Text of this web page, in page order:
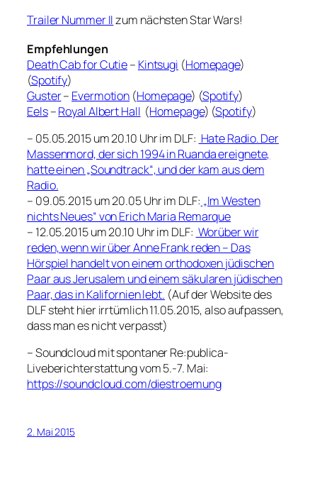
Trailer Nummer IIzum nächsten Star Wars!
Empfehlungen
Death Cab for Cutie– Kintsugi (Homepage)
(Spotify)
Guster– Evermotion (Homepage) (Spotify)
Eels–Royal Albert Hall (Homepage) (Spotify)
– 05.05.2015 um 20.10 Uhr im DLF: Hate Radio. Der
Massenmord, der sich 1994 in Ruanda ereignete,
hatte einen „Soundtrack“, und der kam aus dem
Radio.
– 09.05.2015 um 20.05 Uhr im DLF: „Im Westen
nichts Neues“ von Erich Maria Remarque
– 12.05.2015 um 20.10 Uhr im DLF: Worüber wir
reden, wenn wir über Anne Frank reden – Das
Hörspiel handelt von einem orthodoxen jüdischen
Paar aus Jerusalem und einem säkularen jüdischen
Paar, das in Kalifornien lebt. (Auf der Website des
DLF steht hier irrtümlich 11.05.2015, also aufpassen,
dass man es nicht verpasst)
– Soundcloud mit spontaner Re:publica-
Liveberichterstattung vom 5.-7. Mai:
https://soundcloud.com/diestroemung
2. Mai 2015